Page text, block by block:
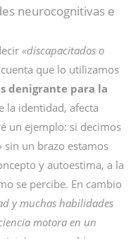
neurocognitivas e
«discapacitados o
que lo utilizamos
denigrante para la
la identidad, afecta
un ejemplo: si decimos
sin un brazo estamos
y autoestima, a la
se percibe. En cambio
y muchas habilidades
motora en un